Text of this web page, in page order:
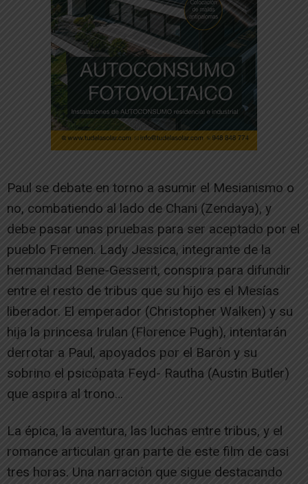
Paul se debate en torno a asumir el Mesianismo o
no, combatiendo al lado de Chani (Zendaya), y
debe pasar unas pruebas para ser aceptado por el
pueblo Fremen. Lady Jessica, integrante de la
hermandad Bene-Gesserit, conspira para difundir
entre el resto de tribus que su hijo es el Mesías
liberador. El emperador (Christopher Walken) y su
hija la princesa Irulan (Florence Pugh), intentarán
derrotar a Paul, apoyados por el Barón y su
sobrino el psicópata Feyd- Rautha (Austin Butler)
que aspira al trono…
La épica, la aventura, las luchas entre tribus, y el
romance articulan gran parte de este film de casi
tres horas. Una narración que sigue destacando